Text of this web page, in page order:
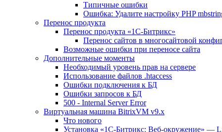
Типичные ошибки
Ошибка: Удалите настройку PHP
Перенос продукта
Перенос продукта «1C-Битрикс»
Перенос сайтов в многосайтовой
Возможные ошибки при переносе сайта
Дополнительные моменты
Необходимый уровень прав на сервере
Использование файлов .htaccess
Ошибки подключения к БД
Ошибки запросов к БД
500 - Internal Server Error
Виртуальная машина BitrixVM v9.x
Что нового
Установка «1С-Битрикс: Веб-окружение» —